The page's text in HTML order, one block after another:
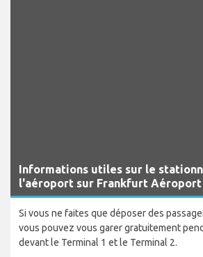
Informations utiles sur le
l'aéroport sur Frankfurt Aéroport
Si vous ne faites que déposer des
vous pouvez vous garer gratuitement
devant le Terminal 1 et le Terminal 2.